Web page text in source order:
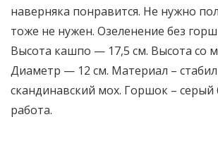
наверняка понравится. Не нужно
тоже не нужен. Озеленение без
Высота кашпо — 17,5 см. Высота со
Диаметр — 12 см. Материал –
скандинавский мох. Горшок – серый
работа.